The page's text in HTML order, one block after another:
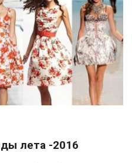
лета -2016